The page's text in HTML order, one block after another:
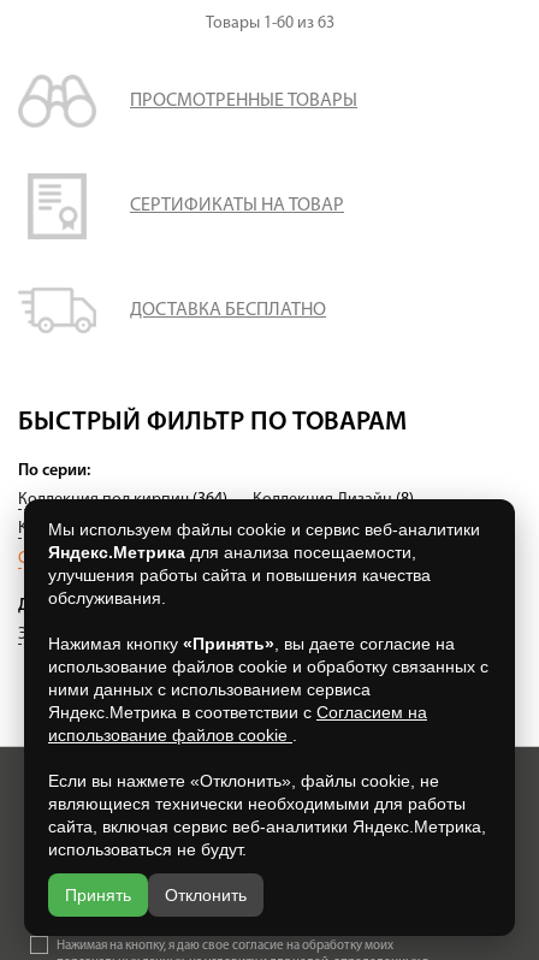
Товары 1-60из 63
ПРОСМОТРЕННЫЕ ТОВАРЫ
СЕРТИФИКАТЫ НА ТОВАР
ДОСТАВКА БЕСПЛАТНО
БЫСТРЫЙ ФИЛЬТР ПО ТОВАРАМ
По серии:
Коллекция под кирпич(364) Коллекция Дизайн(8)
Коллекция под плитку(155) Ригельная плитка(15)
Специальная серия(63)
Другое:
Элементы декора
Хотите всегда узнавать о новых акциях и скидках?
Просто подпишитесь на нашу рассылку:
Нажимая на кнопку, я даю свое согласие на обработку моих
Мы используем файлы cookie и сервис веб-аналитики
Яндекс.Метрика для анализа посещаемости,
улучшения работы сайта и повышения качества
обслуживания.
Нажимая кнопку «Принять» , вы даете согласие на
использование файлов cookie и обработку связанных с
ними данных с использованием сервиса
Яндекс.Метрика в соответствии с Согласием на
использование файлов cookie
Если вы нажмете «Отклонить», файлы cookie, не
являющиеся технически необходимыми для работы
сайта, включая сервис веб-аналитики Яндекс.Метрика,
использоваться не будут.
Принять Отклонить